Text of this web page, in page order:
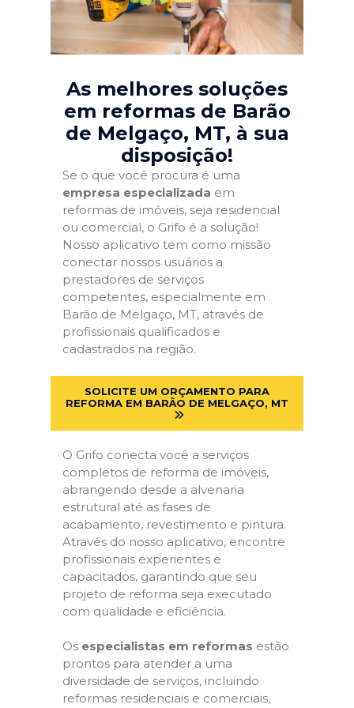
As melhores soluções
em reformas de Barão
de Melgaço, MT, à sua
disposição!
Se o que você procura é uma
empresa especializada em
reformas de imóveis, seja residencial
ou comercial, o Grifo é a solução!
Nosso aplicativo tem como missão
conectar nossos usuários a
prestadores de serviços
competentes, especialmente em
Barão de Melgaço, MT, através de
profissionais qualificados e
cadastrados na região.
SOLICITE UM ORÇAMENTO PARA
REFORMA EM BARÃO DE MELGAÇO, MT
O Grifo conecta você a serviços
completos de reforma de imóveis,
abrangendo desde a alvenaria
estrutural até as fases de
acabamento, revestimento e pintura.
Através do nosso aplicativo, encontre
profissionais experientes e
capacitados, garantindo que seu
projeto de reforma seja executado
com qualidade e eficiência.
Os especialistas em reformas estão
prontos para atender a uma
diversidade de serviços, incluindo
reformas residenciais e comerciais,